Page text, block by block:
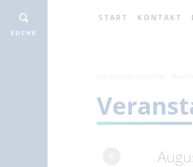
START KONTAKT
SUCHE